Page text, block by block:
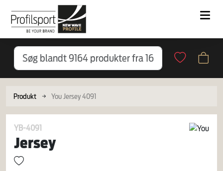
Produkt You Jersey 4091
YB-4091
Jersey